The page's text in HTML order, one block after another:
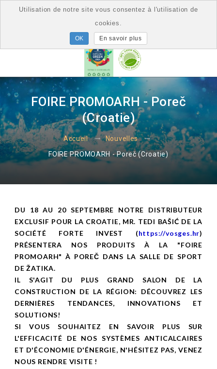
FOIRE PROMOARH - Poreč
(Croatie)
Accueil Nouvelles
FOIRE PROMOARH - Poreč (Croatie)
DU 18 AU 20 SEPTEMBRE NOTRE DISTRIBUTEUR
EXCLUSIF POUR LA CROATIE, MR. TEDI BAŠIĆ DE LA
SOCIÉTÉ FORTE INVEST (https://vosges.hr)
PRÉSENTERA NOS PRODUITS À LA "FOIRE
PROMOARH" À POREČ DANS LA SALLE DE SPORT
DE ŽATIKA.
IL S'AGIT DU PLUS GRAND SALON DE LA
CONSTRUCTION DE LA RÉGION: DÉCOUVREZ LES
DERNIÈRES TENDANCES, INNOVATIONS ET
SOLUTIONS!
SI VOUS SOUHAITEZ EN SAVOIR PLUS SUR
L'EFFICACITÉ DE NOS SYSTÈMES ANTICALCAIRES
ET D'ÉCONOMIE D'ÉNERGIE, N'HÉSITEZ PAS, VENEZ
NOUS RENDRE VISITE !
Utilisation de notre site vous consentez à l'utilisation de
cookies.
En savoir plus